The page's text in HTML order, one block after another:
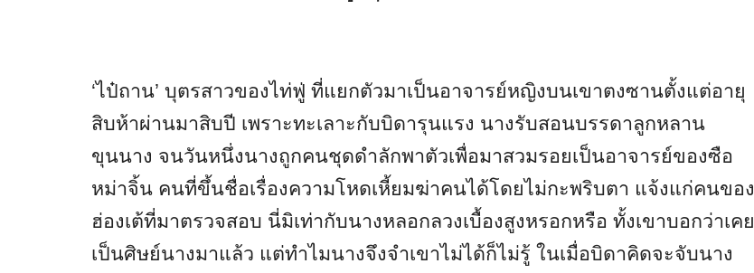
‘ไป๋ถาน’ บุตรสาวของไท่ฟู่ ที่แยกตัวมาเป็นอาจารย์หญิงบนเขาตงซานตั้งแต่อายุ
สิบห้าผ่านมาสิบปี เพราะทะเลาะกับบิดารุนแรง นางรับสอนบรรดาลูกหลาน
ขุนนาง จนวันหนึ่งนางถูกคนชุดดำลักพาตัวเพื่อมาสวมรอยเป็นอาจารย์ของซือ
หม่าจิ้น คนที่ขึ้นชื่อเรื่องความโหดเหี้ยมฆ่าคนได้โดยไม่กะพริบตา แจ้งแก่คนของ
ฮ่องเต้ที่มาตรวจสอบ นี่มิเท่ากับนางหลอกลวงเบื้องสูงหรอกหรือ ทั้งเขาบอกว่าเคย
เป็นศิษย์นางมาแล้ว แต่ทำไมนางจึงจำเขาไม่ได้ก็ไม่รู้ ในเมื่อบิดาคิดจะจับนาง